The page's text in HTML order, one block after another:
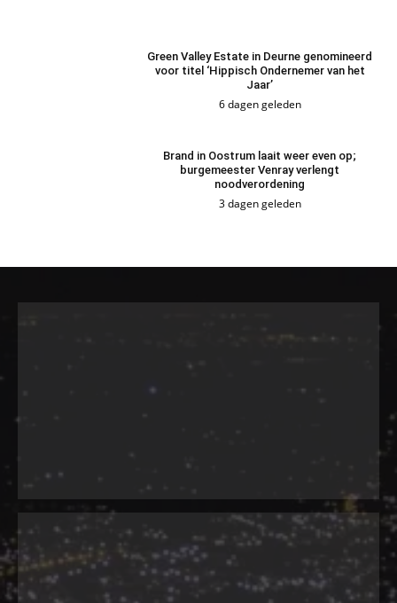
Green Valley Estate in Deurne genomineerd
voor titel ‘Hippisch Ondernemer van het
Jaar’
6 dagen geleden
Brand in Oostrum laait weer even op;
burgemeester Venray verlengt
noodverordening
3 dagen geleden